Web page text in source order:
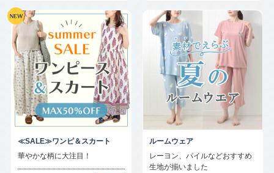
≪SALE≫ワンピ＆スカート
華やかな柄に大注目！
ルームウェア
レーヨン、パイルなどおすすめ
生地が揃いました